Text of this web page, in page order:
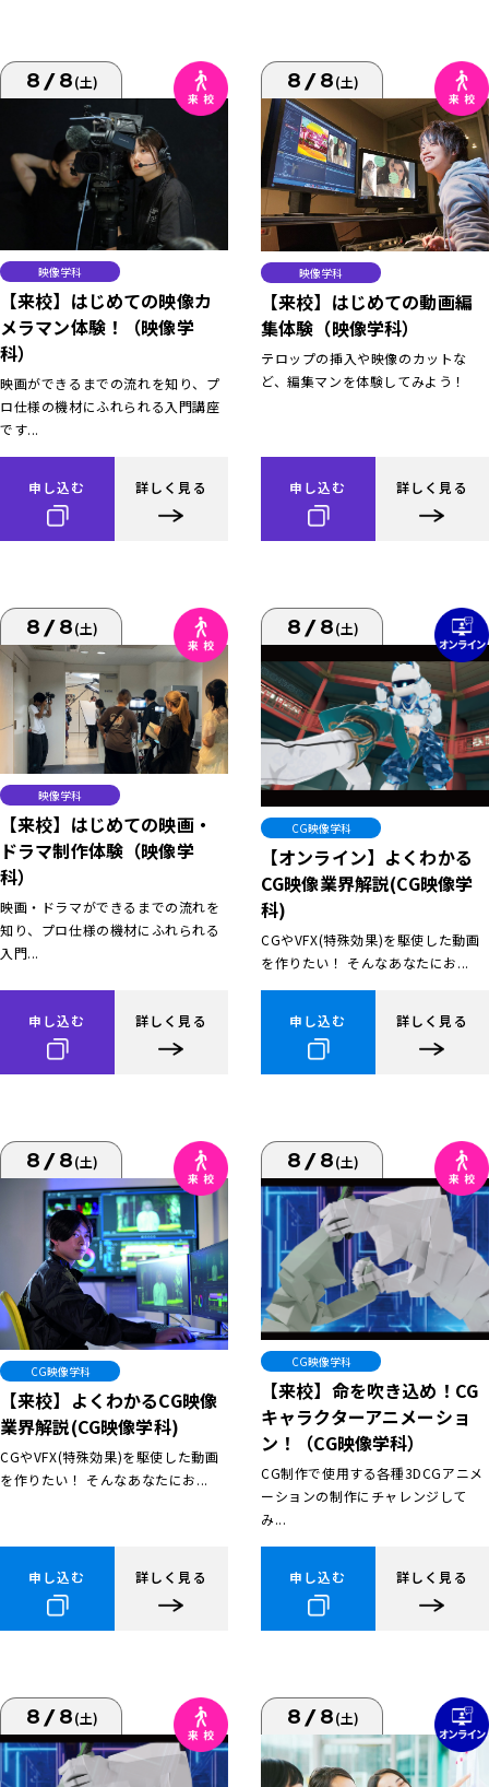
8/8(土)
映像学科
【来校】はじめての映像カ
メラマン体験！（映像学
科）
映画ができるまでの流れを知り、プ
ロ仕様の機材にふれられる入門講座
です...
申し込む 詳しく見る
8/8(土)
映像学科
【来校】はじめての動画編
集体験（映像学科）
テロップの挿入や映像のカットな
ど、編集マンを体験してみよう！
申し込む 詳しく見る
8/8(土)
映像学科
【来校】はじめての映画・
ドラマ制作体験（映像学
科）
映画・ドラマができるまでの流れを
知り、プロ仕様の機材にふれられる
入門...
申し込む 詳しく見る
8/8(土)
CG映像学科
【オンライン】よくわかる
CG映像業界解説(CG映像学
科)
CGやVFX(特殊効果)を駆使した動画
を作りたい！ そんなあなたにお...
申し込む 詳しく見る
8/8(土)
CG映像学科
【来校】よくわかるCG映像
業界解説(CG映像学科)
CGやVFX(特殊効果)を駆使した動画
を作りたい！ そんなあなたにお...
申し込む 詳しく見る
8/8(土)
CG映像学科
【来校】命を吹き込め！CG
キャラクターアニメーショ
ン！（CG映像学科）
CG制作で使用する各種3DCGアニメ
ーションの制作にチャレンジして
み...
申し込む 詳しく見る
8/8(土) 8/8(土)